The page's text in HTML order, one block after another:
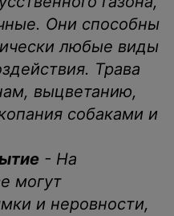
Они способны
любые виды
Трава
выцветанию,
собаками и
- На
могут
и неровности,